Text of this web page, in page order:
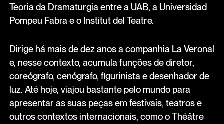
Teoria da Dramaturgia entre a UAB, a Universidad
Pompeu Fabra e o Institut del Teatre.
Dirige há mais de dez anos a companhia La Veronal
e, nesse contexto, acumula funções de diretor,
coreógrafo, cenógrafo, figurinista e desenhador de
luz. Até hoje, viajou bastante pelo mundo para
apresentar as suas peças em festivais, teatros e
outros contextos internacionais, como o Théâtre